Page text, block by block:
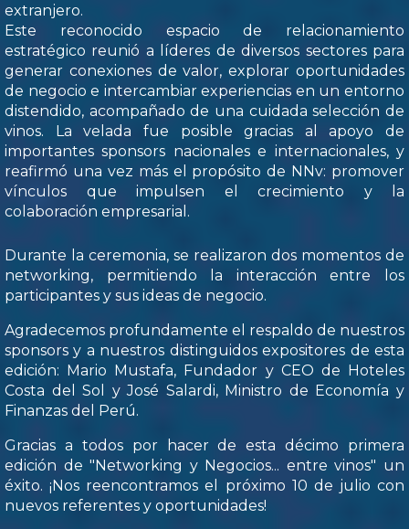
extranjero.
Este reconocido espacio de relacionamiento
estratégico reunió a líderes de diversos sectores para
generar conexiones de valor, explorar oportunidades
de negocio e intercambiar experiencias en un entorno
distendido, acompañado de una cuidada selección de
vinos. La velada fue posible gracias al apoyo de
importantes sponsors nacionales e internacionales, y
reafirmó una vez más el propósito de NNv: promover
vínculos que impulsen el crecimiento y la
colaboración empresarial.
Durante la ceremonia, se realizaron dos momentos de
networking, permitiendo la interacción entre los
participantes y sus ideas de negocio.
Agradecemos profundamente el respaldo de nuestros
sponsors y a nuestros distinguidos expositores de esta
edición: Mario Mustafa, Fundador y CEO de Hoteles
Costa del Sol y José Salardi, Ministro de Economía y
Finanzas del Perú.
Gracias a todos por hacer de esta décimo primera
edición de "Networking y Negocios... entre vinos" un
éxito. ¡Nos reencontramos el próximo 10 de julio con
nuevos referentes y oportunidades!